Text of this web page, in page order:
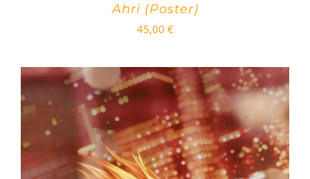
Ahri (Poster)
45,00 €